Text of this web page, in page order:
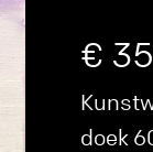
€
doek